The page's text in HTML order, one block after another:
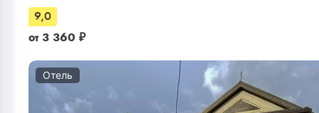
9,0
от 3 360 ₽
Отель